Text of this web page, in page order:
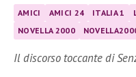
AMICI AMICI 24 ITALIA 1
NOVELLA 2000
Il discorso toccante di